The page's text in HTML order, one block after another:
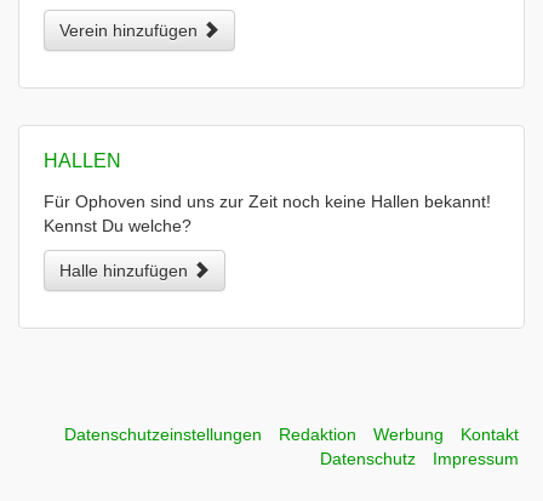
Verein hinzufügen
HALLEN
Für Ophoven sind uns zur Zeit noch keine Hallen bekannt!
Kennst Du welche?
Halle hinzufügen
Datenschutzeinstellungen Redaktion Werbung
Kontakt
Datenschutz
Impressum